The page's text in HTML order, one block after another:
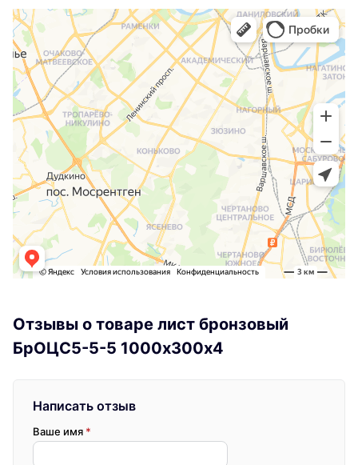
Отзывы о товаре лист бронзовый
БрОЦС5-5-5 1000х300х4
Написать отзыв
Ваше имя *